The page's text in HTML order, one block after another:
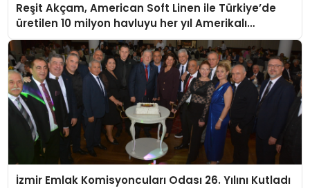
Reşit Akçam, American Soft Linen ile Türkiye’de
üretilen 10 milyon havluyu her yıl Amerikalı
tüketicilerle buluşturuyor
İzmir Emlak Komisyoncuları Odası 26. Yılını Kutladı